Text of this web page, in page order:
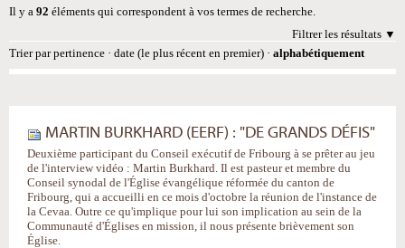
Il y a 92 éléments qui correspondent à vos termes de recherche.
Filtrer les résultats
Trier par pertinence · date (le plus récent en premier) · alphabétiquement
MARTIN BURKHARD (EERF) : "DE GRANDS DÉFIS"
Deuxième participant du Conseil exécutif de Fribourg à se prêter au jeu
de l'interview vidéo : Martin Burkhard. Il est pasteur et membre du
Conseil synodal de l'Église évangélique réformée du canton de
Fribourg, qui a accueilli en ce mois d'octobre la réunion de l'instance de
la Cevaa. Outre ce qu'implique pour lui son implication au sein de la
Communauté d'Églises en mission, il nous présente brièvement son
Église.